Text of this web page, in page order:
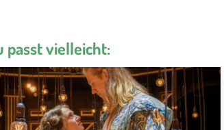
passt vielleicht: